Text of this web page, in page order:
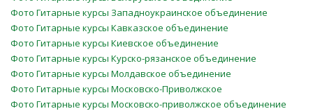
Фото Гитарные курсы Западноукраинское объединение
Фото Гитарные курсы Кавказское объединение
Фото Гитарные курсы Киевское объединение
Фото Гитарные курсы Курско-рязанское объединение
Фото Гитарные курсы Молдавское объединение
Фото Гитарные курсы Московско-Приволжское
Фото Гитарные курсы Московско-приволжское объединение